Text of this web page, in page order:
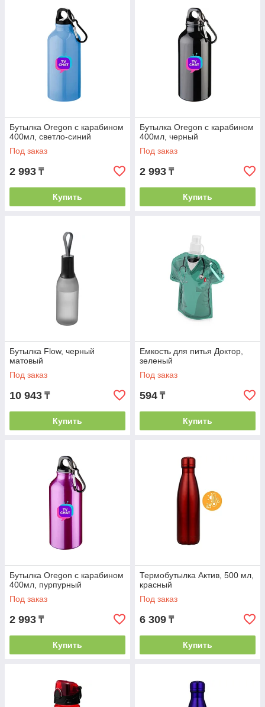
Бутылка Oregon с карабином
400мл, светло-синий
Под заказ
2 993 ₸
Купить
Бутылка Oregon с карабином
400мл, черный
Под заказ
2 993 ₸
Купить
Бутылка Flow, черный
матовый
Под заказ
10 943 ₸
Купить
Емкость для питья Доктор,
зеленый
Под заказ
594 ₸
Купить
Бутылка Oregon с карабином
400мл, пурпурный
Под заказ
2 993 ₸
Купить
Термобутылка Актив, 500 мл,
красный
Под заказ
6 309 ₸
Купить